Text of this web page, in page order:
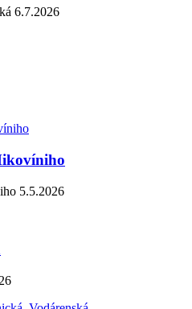
6.7.2026
5.5.2026